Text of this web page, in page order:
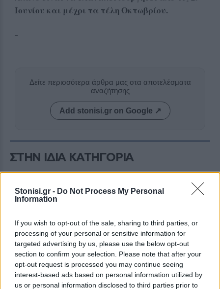
Stonisi.gr - Do Not Process My Personal
Information
If you wish to opt-out of the sale, sharing to third parties, or
processing of your personal or sensitive information for
targeted advertising by us, please use the below opt-out
section to confirm your selection. Please note that after your
opt-out request is processed you may continue seeing
interest-based ads based on personal information utilized by
us or personal information disclosed to third parties prior to
Ιουνίου και μέχρι τα τέλη Οκτωβρίου.
Δείτε περισσότερα άρθρα μας στα αποτελέσματα
αναζήτησης
Add stonisi.gr on Google ↗
ΣΤΗΝ ΙΔΙΑ ΚΑΤΗΓΟΡΙΑ
Γέμισε αρώματα το Μεγαλοχώρι
στη γιορτή βοτάνων
επίκεντρο τη γαστρονομική και
φυσική κληρονομιά της Λέσβου
ΑΤΖΕΝΤΑ
Παπαλίνα, ούζο και μουσική
απόψε στον Κόλπο της Γέρας